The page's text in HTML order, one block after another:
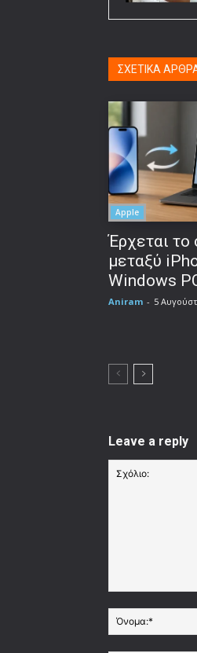
ΣΧΕΤΙΚΑ
Apple
Έρχεται το
μεταξύ
Windows
Aniram - 5
Leave a reply